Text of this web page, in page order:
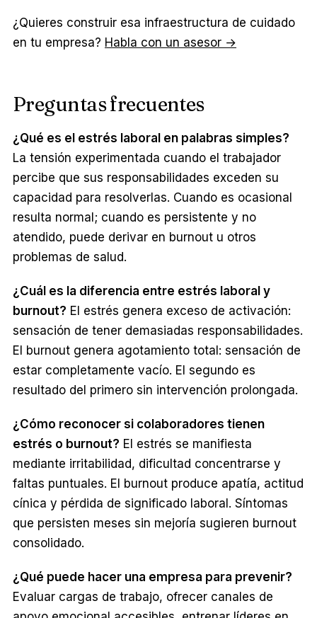
¿Quieres construir esa infraestructura de cuidado
en tu empresa? Habla con un asesor →
Preguntas frecuentes
¿Qué es el estrés laboral en palabras simples?
La tensión experimentada cuando el trabajador
percibe que sus responsabilidades exceden su
capacidad para resolverlas. Cuando es ocasional
resulta normal; cuando es persistente y no
atendido, puede derivar en burnout u otros
problemas de salud.
¿Cuál es la diferencia entre estrés laboral y
burnout? El estrés genera exceso de activación:
sensación de tener demasiadas responsabilidades.
El burnout genera agotamiento total: sensación de
estar completamente vacío. El segundo es
resultado del primero sin intervención prolongada.
¿Cómo reconocer si colaboradores tienen
estrés o burnout? El estrés se manifiesta
mediante irritabilidad, dificultad concentrarse y
faltas puntuales. El burnout produce apatía, actitud
cínica y pérdida de significado laboral. Síntomas
que persisten meses sin mejoría sugieren burnout
consolidado.
¿Qué puede hacer una empresa para prevenir?
Evaluar cargas de trabajo, ofrecer canales de